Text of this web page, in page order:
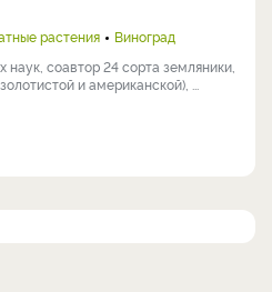
растения
Виноград
наук, соавтор 24 сорта земляники,
и американской), ...